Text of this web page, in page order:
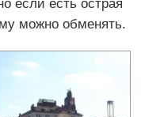
если есть острая
можно обменять.